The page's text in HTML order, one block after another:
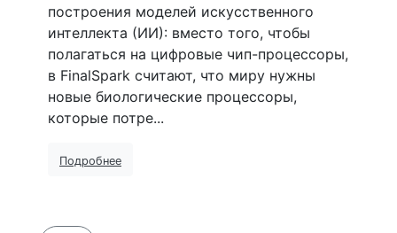
построения моделей искусственного
интеллекта (ИИ): вместо того, чтобы
полагаться на цифровые чип-процессоры,
в FinalSpark считают, что миру нужны
новые биологические процессоры,
которые потре...
Подробнее